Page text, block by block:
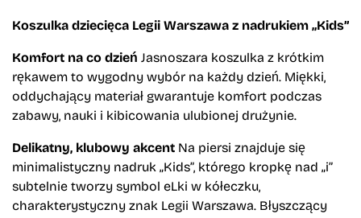
Koszulka dziecięca Legii Warszawa z nadrukiem „Kids”
Komfort na co dzień Jasnoszara koszulka z krótkim
rękawem to wygodny wybór na każdy dzień. Miękki,
oddychający materiał gwarantuje komfort podczas
zabawy, nauki i kibicowania ulubionej drużynie.
Delikatny, klubowy akcent Na piersi znajduje się
minimalistyczny nadruk „Kids”, którego kropkę nad „i”
subtelnie tworzy symbol eLki w kółeczku,
charakterystyczny znak Legii Warszawa. Błyszczący